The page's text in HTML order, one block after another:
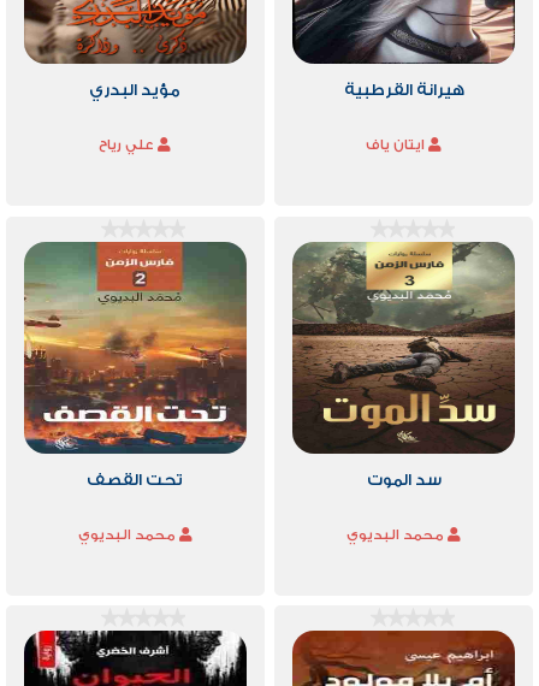
هيرانة القرطبية
ايتان ياف
مؤيد البدري
علي رياح
سد الموت
محمد البديوي
تحت القصف
محمد البديوي